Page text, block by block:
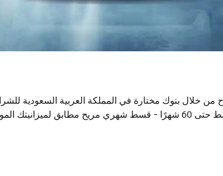
فوائد بنسبة 0٪ - متاح من خلال بنوك مختارة في المملكة العربية
يبدأ من 10٪ من سعر السيارة فقط حتى 60 شهرًا - قسط شهري مريح مطابق